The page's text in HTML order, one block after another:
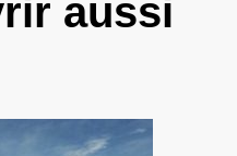
aussi